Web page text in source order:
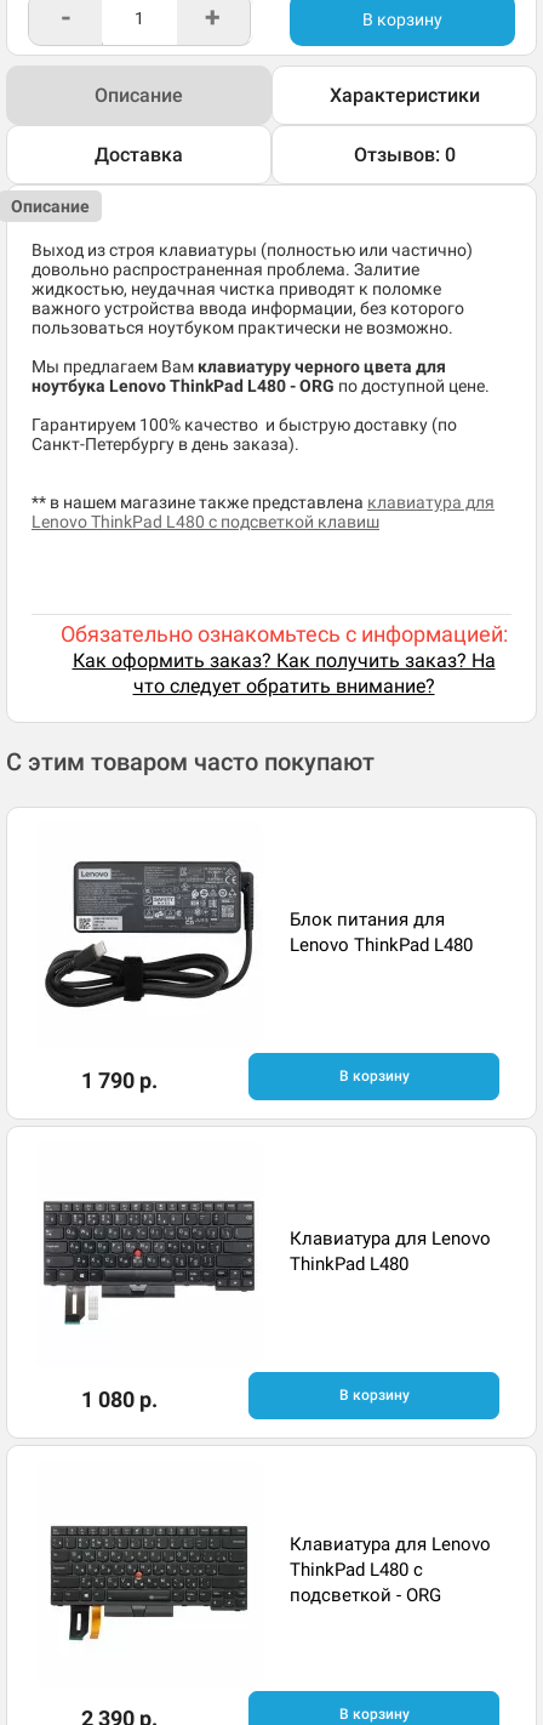
- + В корзину
Описание Характеристики
Доставка Отзывов: 0
Описание
Выход из строя клавиатуры (полностью или частично)
довольно распространенная проблема. Залитие
жидкостью, неудачная чистка приводят к поломке
важного устройства ввода информации, без которого
пользоваться ноутбуком практически не возможно.
Мы предлагаем Вам клавиатуру черного цвета для
ноутбука Lenovo ThinkPad L480 - ORG по доступной цене.
​Гарантируем 100% качество и быструю доставку (по
Санкт-Петербургу в день заказа).
** в нашем магазине также представлена клавиатура для
Lenovo ThinkPad L480 с подсветкой клавиш
Обязательно ознакомьтесь с информацией:
Как оформить заказ? Как получить заказ? На
что следует обратить внимание?
С этим товаром часто покупают
Блок питания для
Lenovo ThinkPad L480
1 790 р. В корзину
Клавиатура для Lenovo
ThinkPad L480
1 080 р. В корзину
Клавиатура для Lenovo
ThinkPad L480 с
подсветкой - ORG
2 390 р. В корзину